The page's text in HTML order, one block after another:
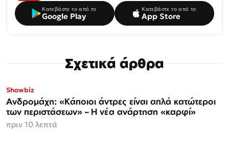
Κατεβάστε το από το
Google Play
Κατεβάστε το από το
App Store
Σχετικά άρθρα
Showbiz
Ανδρομάχη: «Κάποιοι άντρες είναι απλά κατώτεροι
των περιστάσεων» – Η νέα ανάρτηση «καρφί»
πριν 10 λεπτά